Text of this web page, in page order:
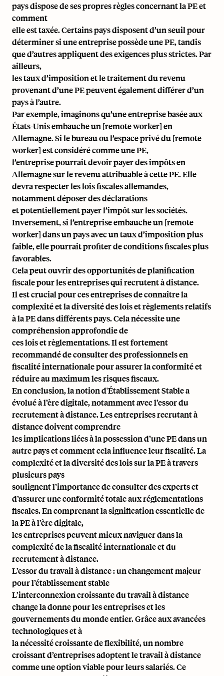
pays dispose de ses propres règles concernant la PE et
comment
elle est taxée. Certains pays disposent d’un seuil pour
déterminer si une entreprise possède une PE, tandis
que d’autres appliquent des exigences plus strictes. Par
ailleurs,
les taux d’imposition et le traitement du revenu
provenant d’une PE peuvent également différer d’un
pays à l’autre.
Par exemple, imaginons qu’une entreprise basée aux
États-Unis embauche un [remote worker] en
Allemagne. Si le bureau ou l’espace privé du [remote
worker] est considéré comme une PE,
l’entreprise pourrait devoir payer des impôts en
Allemagne sur le revenu attribuable à cette PE. Elle
devra respecter les lois fiscales allemandes,
notamment déposer des déclarations
et potentiellement payer l’impôt sur les sociétés.
Inversement, si l’entreprise embauche un [remote
worker] dans un pays avec un taux d’imposition plus
faible, elle pourrait profiter de conditions fiscales plus
favorables.
Cela peut ouvrir des opportunités de planification
fiscale pour les entreprises qui recrutent à distance.
Il est crucial pour ces entreprises de connaître la
complexité et la diversité des lois et règlements relatifs
à la PE dans différents pays. Cela nécessite une
compréhension approfondie de
ces lois et règlementations. Il est fortement
recommandé de consulter des professionnels en
fiscalité internationale pour assurer la conformité et
réduire au maximum les risques fiscaux.
En conclusion, la notion d'Établissement Stable a
évolué à l’ère digitale, notamment avec l’essor du
recrutement à distance. Les entreprises recrutant à
distance doivent comprendre
les implications liées à la possession d’une PE dans un
autre pays et comment cela influence leur fiscalité. La
complexité et la diversité des lois sur la PE à travers
plusieurs pays
soulignent l’importance de consulter des experts et
d’assurer une conformité totale aux réglementations
fiscales. En comprenant la signification essentielle de
la PE à l’ère digitale,
les entreprises peuvent mieux naviguer dans la
complexité de la fiscalité internationale et du
recrutement à distance.
L’essor du travail à distance : un changement majeur
pour l’établissement stable
L’interconnexion croissante du travail à distance
change la donne pour les entreprises et les
gouvernements du monde entier. Grâce aux avancées
technologiques et à
la nécessité croissante de flexibilité, un nombre
croissant d’entreprises adoptent le travail à distance
comme une option viable pour leurs salariés. Ce